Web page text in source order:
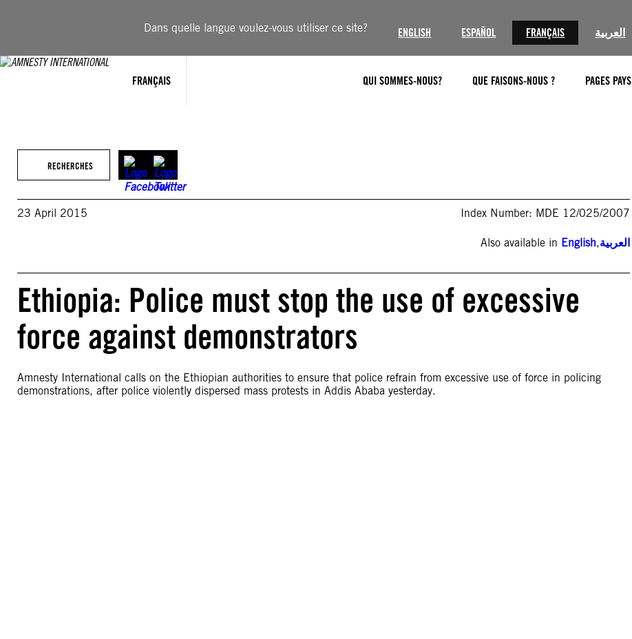
Dans quelle langue voulez-vous utiliser ce site? ENGLISH ESPAÑOL FRANÇAIS العربية
FRANÇAIS QUI SOMMES-NOUS? QUE FAISONS-NOUS ? PAGES PAYS
RECHERCHES
23 April 2015 Index Number: MDE 12/025/2007
Also available in English,العربية
Ethiopia: Police must stop the use of excessive
force against demonstrators
Amnesty International calls on the Ethiopian authorities to ensure that police refrain from excessive use of force in policing
demonstrations, after police violently dispersed mass protests in Addis Ababa yesterday.